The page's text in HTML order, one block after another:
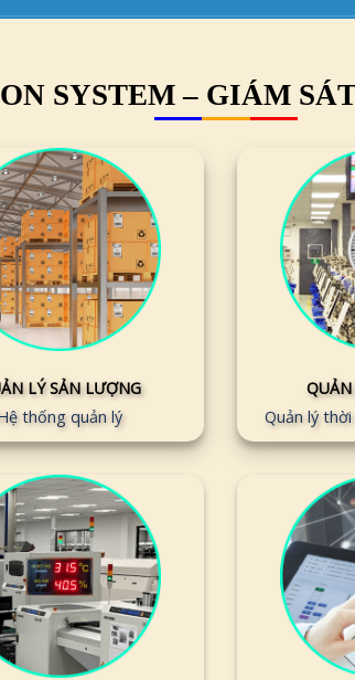
SYSTEM – GIÁM
LÝ SẢN LƯỢNG
thống quản lý
Quản lý